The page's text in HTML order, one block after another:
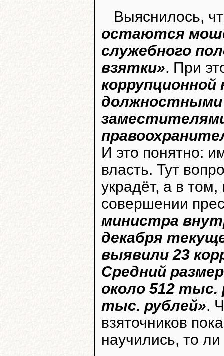
Выяснилось,
остаются
служебного
взятки». При
должностными
И это понятно:
власть. Тут
украдёт, а в
совершении
министра
декабря
выявили 23
Средний
около 512 тыс.
тыс. рублей».
взяточников
научились, то ли